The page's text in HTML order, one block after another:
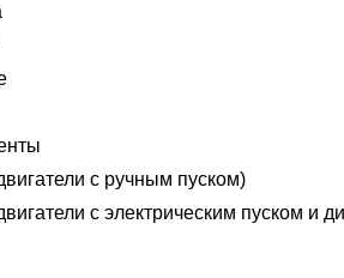
с ручным пуском)
с электрическим пуском и